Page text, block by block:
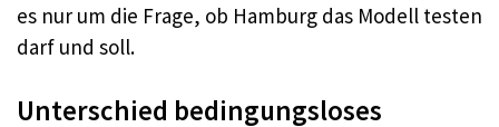
es nur um die Frage, ob Hamburg das Modell testen
darf und soll.
Unterschied bedingungsloses